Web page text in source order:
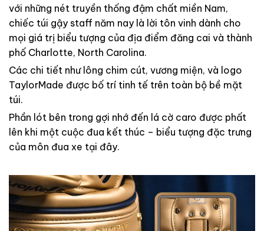
với những nét truyền thống đậm chất miền Nam,
chiếc túi gậy staff năm nay là lời tôn vinh dành cho
mọi giá trị biểu tượng của địa điểm đăng cai và thành
phố Charlotte, North Carolina.
Các chi tiết như lông chim cút, vương miện, và logo
TaylorMade được bố trí tinh tế trên toàn bộ bề mặt
túi.
Phần lót bên trong gợi nhớ đến lá cờ caro được phất
lên khi một cuộc đua kết thúc – biểu tượng đặc trưng
của môn đua xe tại đây.